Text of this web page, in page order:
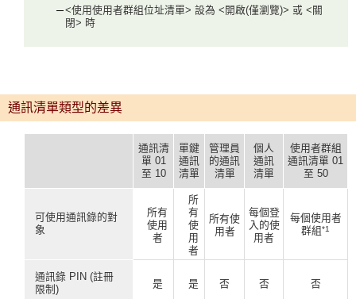
<使用使用者群組位址清單> 設為 <開啟(僅瀏覽)> 或 <關
閉> 時
通訊清單類型的差異
通訊清
單 01
至 10
單鍵
通訊
清單
管理員
的通訊
清單
個人
通訊
清單
使用者群組
通訊清單 01
至 50
可使用通訊錄的對
象
所有
使用
者
所
有
使
用
者
所有使
用者
每個登
入的使
用者
每個使用者
群組*1
通訊錄 PIN (註冊
限制)
是 是 否 否 否